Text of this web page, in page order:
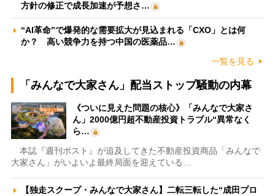
方針の修正で成長加速が予想さ…
“AI革命”で爆発的な需要拡大が見込まれる「CXO」とは何
か？ 高い競争力を持つ中国の医薬品…
一覧を見る
「みんなで大家さん」配当ストップ騒動の内幕
《ついに見えた問題の核心》「みんなで大家さ
ん」2000億円超不動産投資トラブル“異常なく
ら…
本誌『週刊ポスト』が追及してきた不動産投資商品「みんなで
大家さん」がいよいよ最終局面を迎えている…
【独走スクープ・みんなで大家さん】二転三転した“成田プロ